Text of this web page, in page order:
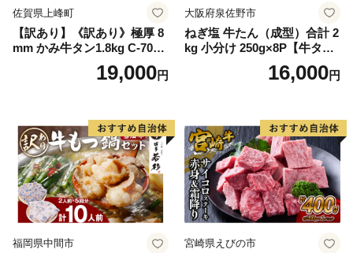
佐賀県上峰町
【訳あり】《訳あり》極厚 8
mm かみ牛タン1.8kg C-709-
19,000円
大阪府泉佐野市
ねぎ塩 牛たん（成型）合計 2
kg 小分け 250g×8P【牛タン
牛肉 焼肉用 薄切り 訳あり サ
16,000円
福岡県中間市 宮崎県えびの市